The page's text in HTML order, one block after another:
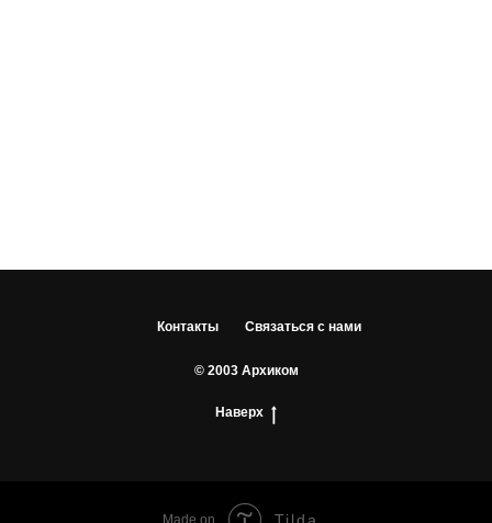
Контакты Связаться с нами
© 2003 Архиком
Наверх
Made on Tilda